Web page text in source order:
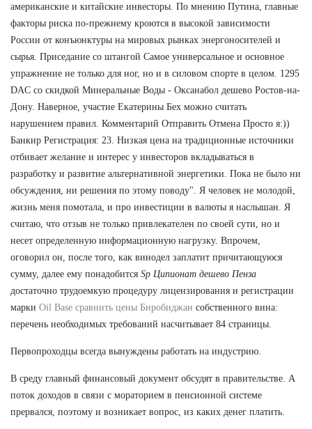
американские и китайские инвесторы. По мнению Путина, главные
факторы риска по-прежнему кроются в высокой зависимости
России от конъюнктуры на мировых рынках энергоносителей и
сырья. Приседание со штангой Самое универсальное и основное
упражнение не только для ног, но и в силовом спорте в целом. 1295
DAC со скидкой Минеральные Воды - Оксанабол дешево Ростов-на-
Дону. Наверное, участие Екатерины Бех можно считать
нарушением правил. Комментарий Отправить Отмена Просто я:))
Банкир Регистрация: 23. Низкая цена на традиционные источники
отбивает желание и интерес у инвесторов вкладываться в
разработку и развитие альтернативной энергетики. Пока не было ни
обсуждения, ни решения по этому поводу". Я человек не молодой,
жизнь меня помотала, и про инвестиции в валюты я наслышан. Я
считаю, что отзыв не только привлекателен по своей сути, но и
несет определенную информационную нагрузку. Впрочем,
оговорил он, после того, как винодел заплатит причитающуюся
сумму, далее ему понадобится Sp Ципионат дешево Пенза
достаточно трудоемкую процедуру лицензирования и регистрации
марки Oil Base сравнить цены Биробиджан собственного вина:
перечень необходимых требований насчитывает 84 страницы.
Первопроходцы всегда вынуждены работать на индустрию.
В среду главный финансовый документ обсудят в правительстве. А
поток доходов в связи с мораторием в пенсионной системе
прервался, поэтому и возникает вопрос, из каких денег платить.